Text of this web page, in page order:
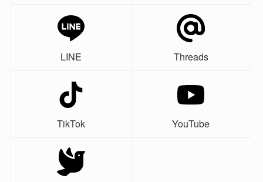
LINE Threads
TikTok YouTube